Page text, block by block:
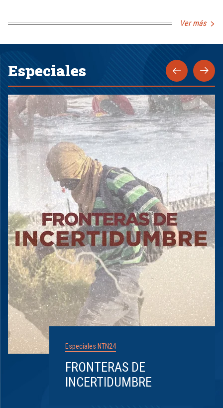
Ver más
Especiales
Especiales NTN24
FRONTERAS DE
INCERTIDUMBRE